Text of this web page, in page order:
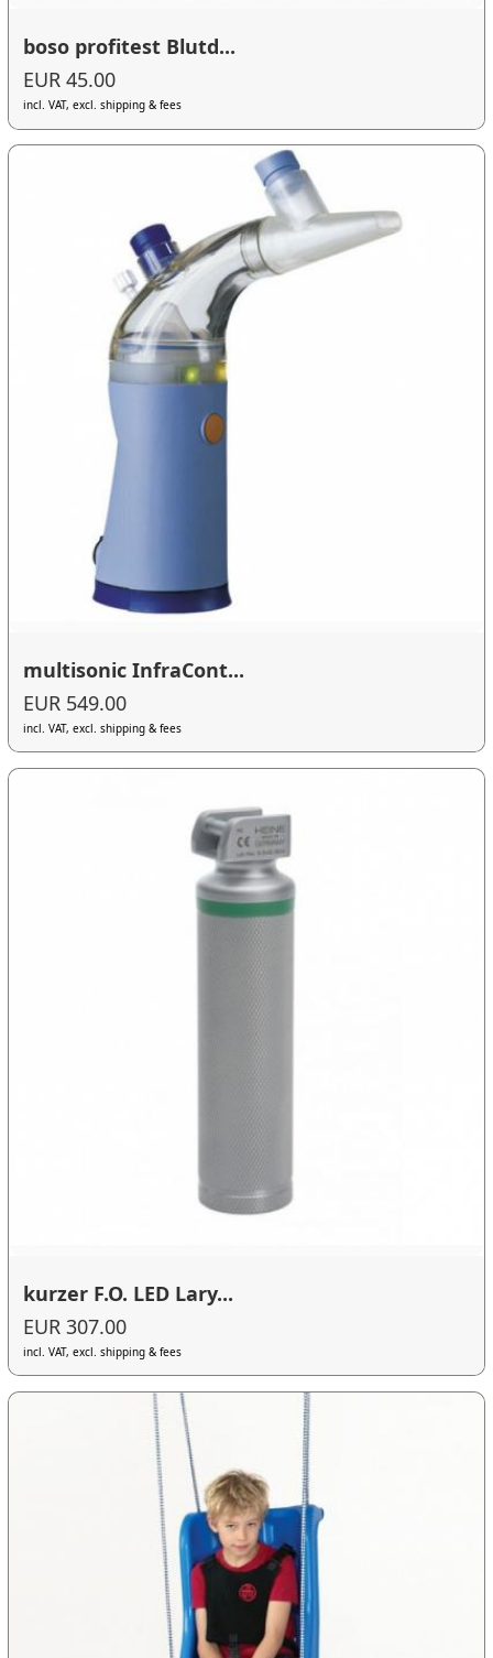
boso profitest Blutd...
EUR 45.00
incl. VAT, excl. shipping & fees
multisonic InfraCont...
EUR 549.00
incl. VAT, excl. shipping & fees
kurzer F.O. LED Lary...
EUR 307.00
incl. VAT, excl. shipping & fees